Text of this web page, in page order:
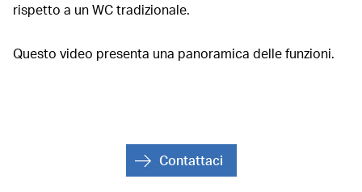
rispetto a un WC tradizionale.
Questo video presenta una panoramica delle funzioni.
Contattaci